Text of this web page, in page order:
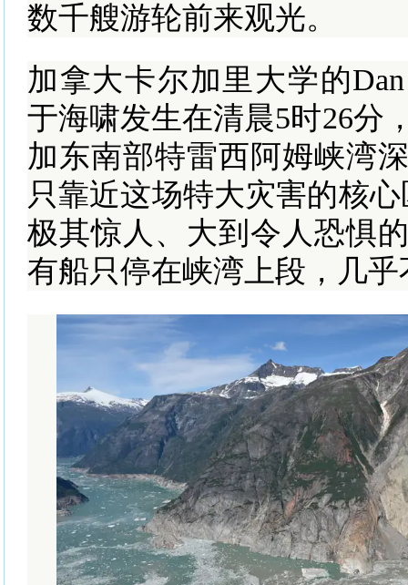
数千艘游轮前来观光。
加拿大卡尔加里大学的
于海啸发生在清晨5时26分
加东南部特雷西阿姆峡湾
只靠近这场特大灾害的核
极其惊人、大到令人恐惧
有船只停在峡湾上段，几乎